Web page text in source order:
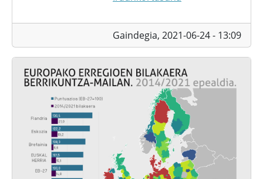
Gaindegia, 2021-06-24 - 13:09